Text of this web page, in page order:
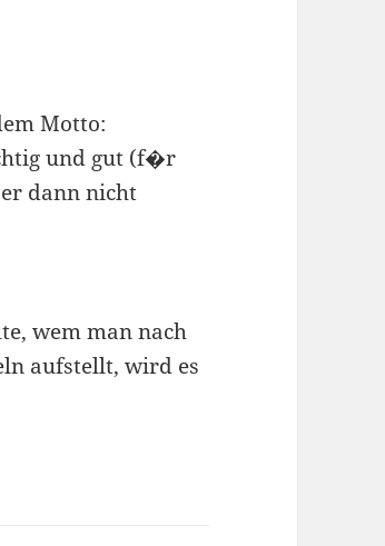
Motto:
und gut (f�r
dann nicht
wem man nach
aufstellt, wird es